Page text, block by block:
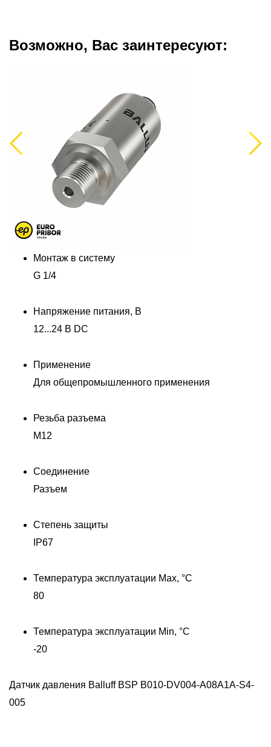
Возможно, Вас заинтересуют:
Previous
Монтаж в систему
G 1/4
Напряжение питания, В
12...24 В DC
Применение
Для общепромышленного применения
Резьба разъема
M12
Соединение
Разъем
Степень защиты
IP67
Температура эксплуатации Max, °C
80
Температура эксплуатации Min, °C
-20
Датчик давления Balluff BSP B010-DV004-A08A1A-S4-
005
Next